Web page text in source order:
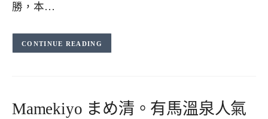
勝，本…
CONTINUE READING
Mamekiyo まめ清。有馬溫泉人氣